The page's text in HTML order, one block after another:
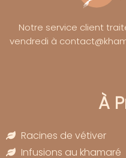
Notre service client
vendredi à
À
Racines de vétiver
Infusions au khamaré